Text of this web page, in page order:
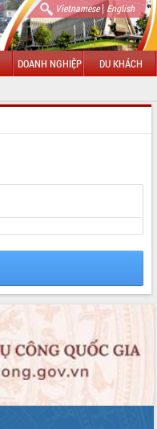
Vietnamese| English
DOANH NGHIỆP DU KHÁCH